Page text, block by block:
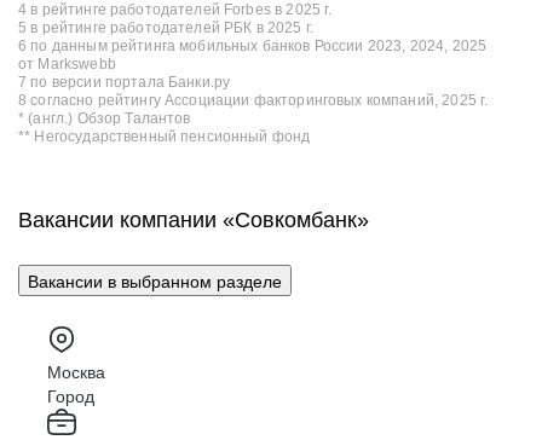
4 в рейтинге работодателей Forbes в 2025 г.
5 в рейтинге работодателей РБК в 2025 г.
6 по данным рейтинга мобильных банков России 2023, 2024, 2025
от Markswebb
7 по версии портала Банки.ру
8 согласно рейтингу Ассоциации факторинговых компаний, 2025 г.
* (англ.) Обзор Талантов
** Негосударственный пенсионный фонд
Вакансии компании «Совкомбанк»
Вакансии в выбранном разделе
Москва
Город